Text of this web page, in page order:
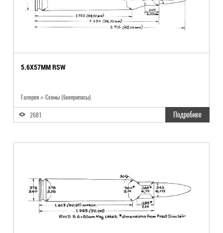
5.6X57MM RSW
Галерея » Схемы (боеприпасы)
2681 Подробнее